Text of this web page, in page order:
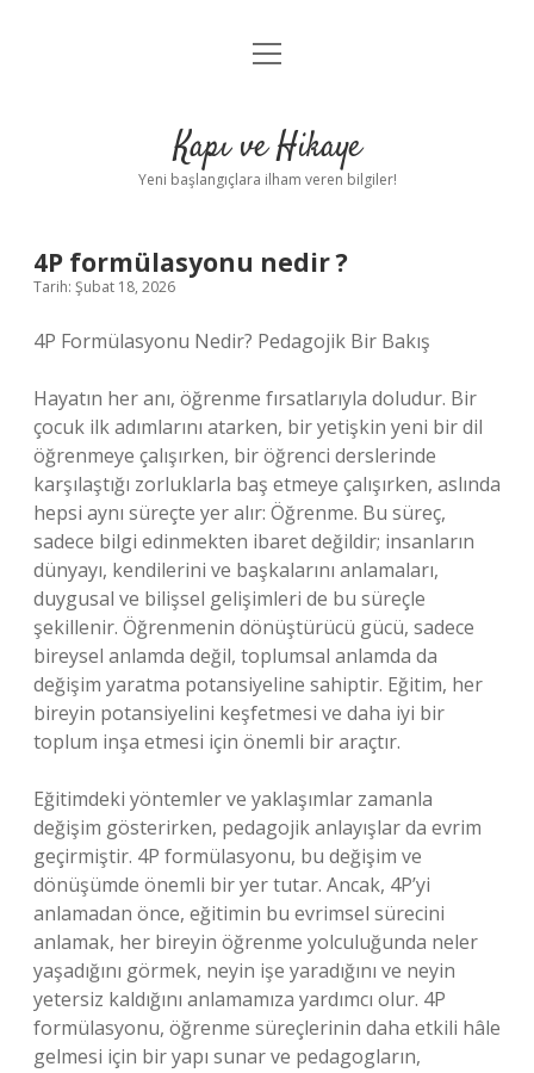
Anasayfa
Yasal Uyarı
menüyü
Kapı ve Hikaye
Yeni başlangıçlara ilham veren bilgiler!
4P formülasyonu nedir ?
Tarih: Şubat 18, 2026
4P Formülasyonu Nedir? Pedagojik Bir Bakış
Hayatın her anı, öğrenme fırsatlarıyla doludur. Bir
çocuk ilk adımlarını atarken, bir yetişkin yeni bir dil
öğrenmeye çalışırken, bir öğrenci derslerinde
karşılaştığı zorluklarla baş etmeye çalışırken, aslında
hepsi aynı süreçte yer alır: Öğrenme. Bu süreç,
sadece bilgi edinmekten ibaret değildir; insanların
dünyayı, kendilerini ve başkalarını anlamaları,
duygusal ve bilişsel gelişimleri de bu süreçle
şekillenir. Öğrenmenin dönüştürücü gücü, sadece
bireysel anlamda değil, toplumsal anlamda da
değişim yaratma potansiyeline sahiptir. Eğitim, her
bireyin potansiyelini keşfetmesi ve daha iyi bir
toplum inşa etmesi için önemli bir araçtır.
Eğitimdeki yöntemler ve yaklaşımlar zamanla
değişim gösterirken, pedagojik anlayışlar da evrim
geçirmiştir. 4P formülasyonu, bu değişim ve
dönüşümde önemli bir yer tutar. Ancak, 4P’yi
anlamadan önce, eğitimin bu evrimsel sürecini
anlamak, her bireyin öğrenme yolculuğunda neler
yaşadığını görmek, neyin işe yaradığını ve neyin
yetersiz kaldığını anlamamıza yardımcı olur. 4P
formülasyonu, öğrenme süreçlerinin daha etkili hâle
gelmesi için bir yapı sunar ve pedagogların,